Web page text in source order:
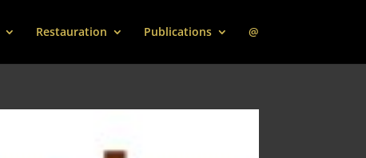
Restauration Publications @